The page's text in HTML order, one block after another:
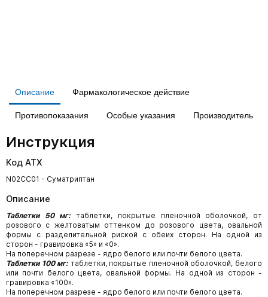
Описание Фармакологическое действие
Противопоказания Особые указания Производитель
Инструкция
Код АТХ
N02CC01 - Суматриптан
Описание
Таблетки 50 мг:таблетки, покрытые пленочной оболочкой, от
розового с желтоватым оттенком до розового цвета, овальной
формы с разделительной риской с обеих сторон. На одной из
сторон - гравировка «5» и «0».
На поперечном разрезе - ядро белого или почти белого цвета.
Таблетки 100 мг:таблетки, покрытые пленочной оболочкой, белого
или почти белого цвета, овальной формы. На одной из сторон -
гравировка «100».
На поперечном разрезе - ядро белого или почти белого цвета.